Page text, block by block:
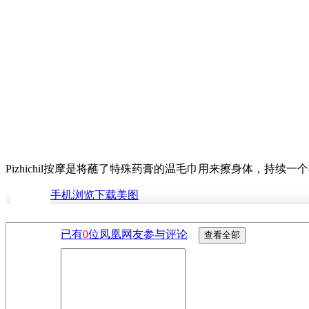
Pizhichil按摩是将蘸了特殊药膏的温毛巾用来擦身体，持续一
手机浏览下载美图
已有0位凤凰网友参与评论